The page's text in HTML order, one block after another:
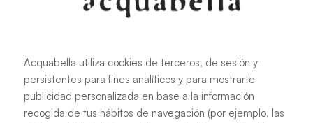
Acquabella utiliza cookies de terceros, de sesión y
persistentes para fines analíticos y para mostrarte
publicidad personalizada en base a la información
recogida de tus hábitos de navegación (por ejemplo, las